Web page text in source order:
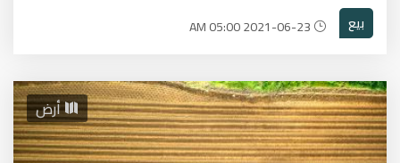
بيع
أرض